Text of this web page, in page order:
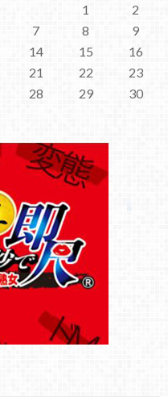
1
2
7 8
9
14 15
16
21 22
23
28 29
30